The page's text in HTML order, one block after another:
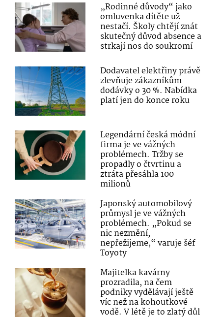
„Rodinné důvody“ jako
omluvenka dítěte už
nestačí. Školy chtějí znát
skutečný důvod absence a
strkají nos do soukromí
Dodavatel elektřiny právě
zlevňuje zákazníkům
dodávky o 30 %. Nabídka
platí jen do konce roku
Legendární česká módní
firma je ve vážných
problémech. Tržby se
propadly o čtvrtinu a
ztráta přesáhla 100
milionů
Japonský automobilový
průmysl je ve vážných
problémech. „Pokud se
nic nezmění,
nepřežijeme,“ varuje šéf
Toyoty
Majitelka kavárny
prozradila, na čem
podniky vydělávají ještě
víc než na kohoutkové
vodě. V létě je to zlatý důl